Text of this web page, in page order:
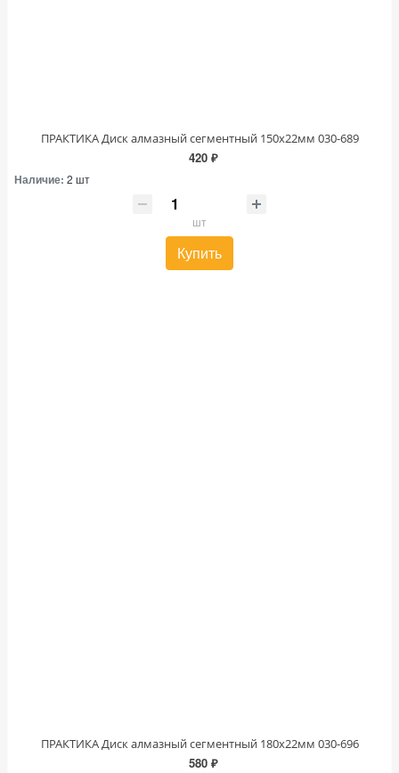
ПРАКТИКА Диск алмазный сегментный 150х22мм 030-689
420 ₽
Наличие: 2 шт
шт
Купить
ПРАКТИКА Диск алмазный сегментный 180х22мм 030-696
580 ₽